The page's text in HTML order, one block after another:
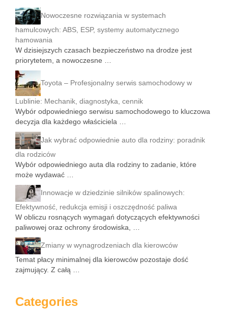
Nowoczesne rozwiązania w systemach
hamulcowych: ABS, ESP, systemy automatycznego
hamowania
W dzisiejszych czasach bezpieczeństwo na drodze jest
priorytetem, a nowoczesne …
Toyota – Profesjonalny serwis samochodowy w
Lublinie: Mechanik, diagnostyka, cennik
Wybór odpowiedniego serwisu samochodowego to kluczowa
decyzja dla każdego właściciela …
Jak wybrać odpowiednie auto dla rodziny: poradnik
dla rodziców
Wybór odpowiedniego auta dla rodziny to zadanie, które
może wydawać …
Innowacje w dziedzinie silników spalinowych:
Efektywność, redukcja emisji i oszczędność paliwa
W obliczu rosnących wymagań dotyczących efektywności
paliwowej oraz ochrony środowiska, …
Zmiany w wynagrodzeniach dla kierowców
Temat płacy minimalnej dla kierowców pozostaje dość
zajmujący. Z całą …
Categories